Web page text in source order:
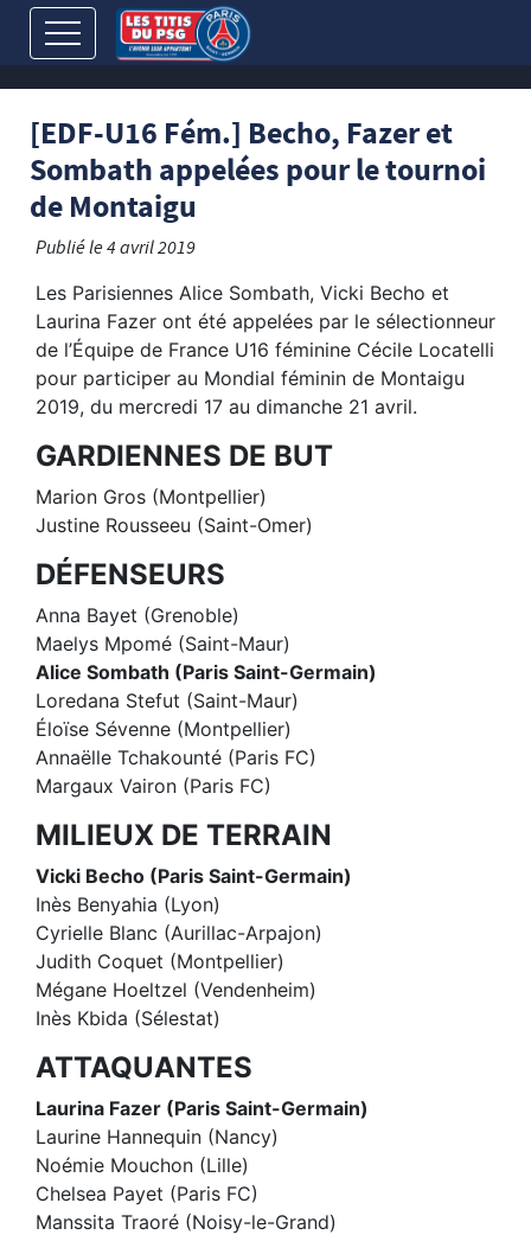
[EDF-U16 Fém.] Becho, Fazer et
Sombath appelées pour le tournoi
de Montaigu
Publié le4 avril 2019
Les Parisiennes Alice Sombath, Vicki Becho et
Laurina Fazer ont été appelées par le sélectionneur
de l’Équipe de France U16 féminine Cécile Locatelli
pour participer au Mondial féminin de Montaigu
2019, du mercredi 17 au dimanche 21 avril.
GARDIENNES DE BUT
Marion Gros (Montpellier)
Justine Rousseeu (Saint-Omer)
DÉFENSEURS
Anna Bayet (Grenoble)
Maelys Mpomé (Saint-Maur)
Alice Sombath (Paris Saint-Germain)
Loredana Stefut (Saint-Maur)
Éloïse Sévenne (Montpellier)
Annaëlle Tchakounté (Paris FC)
Margaux Vairon (Paris FC)
MILIEUX DE TERRAIN
Vicki Becho (Paris Saint-Germain)
Inès Benyahia (Lyon)
Cyrielle Blanc (Aurillac-Arpajon)
Judith Coquet (Montpellier)
Mégane Hoeltzel (Vendenheim)
Inès Kbida (Sélestat)
ATTAQUANTES
Laurina Fazer (Paris Saint-Germain)
Laurine Hannequin (Nancy)
Noémie Mouchon (Lille)
Chelsea Payet (Paris FC)
Manssita Traoré (Noisy-le-Grand)